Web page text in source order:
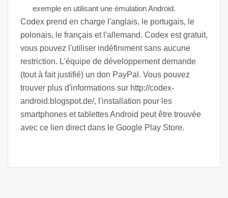
exemple en utilisant une émulation Android.
Codex prend en charge l'anglais, le portugais, le
polonais, le français et l'allemand. Codex est gratuit,
vous pouvez l'utiliser indéfiniment sans aucune
restriction. L'équipe de développement demande
(tout à fait justifié) un don PayPal. Vous pouvez
trouver plus d'informations sur http://codex-
android.blogspot.de/, l'installation pour les
smartphones et tablettes Android peut être trouvée
avec ce lien direct dans le Google Play Store.